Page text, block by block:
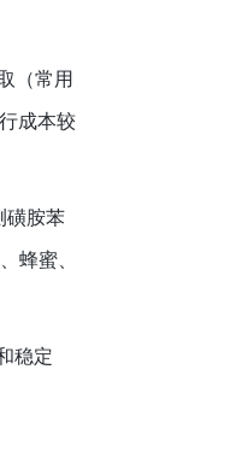
（常用
成本较
磺胺苯
蜂蜜、
稳定